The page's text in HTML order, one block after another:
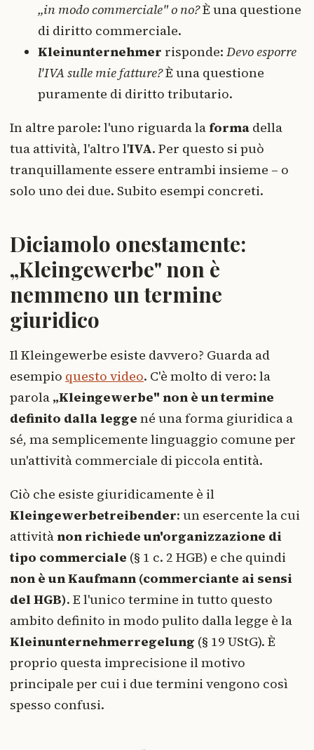
„in modo commerciale" o no?È una questione
di diritto commerciale.
Kleinunternehmer risponde: Devo esporre
l'IVA sulle mie fatture?È una questione
puramente di diritto tributario.
In altre parole: l'uno riguarda laforma della
tua attività, l'altro l'IVA. Per questo si può
tranquillamente essere entrambi insieme – o
solo uno dei due. Subito esempi concreti.
Diciamolo onestamente:
„Kleingewerbe" non è
nemmeno un termine
giuridico
Il Kleingewerbe esiste davvero? Guarda ad
esempio questo video. C'è molto di vero: la
parola „Kleingewerbe" non è un termine
definito dalla legge né una forma giuridica a
sé, ma semplicemente linguaggio comune per
un'attività commerciale di piccola entità.
Ciò che esiste giuridicamente è il
Kleingewerbetreibender: un esercente la cui
attivitànon richiede un'organizzazione di
tipo commerciale (§ 1 c. 2 HGB) e che quindi
non è un Kaufmann (commerciante ai sensi
del HGB). E l'unico termine in tutto questo
ambito definito in modo pulito dalla legge è la
Kleinunternehmerregelung (§ 19 UStG). È
proprio questa imprecisione il motivo
principale per cui i due termini vengono così
spesso confusi.